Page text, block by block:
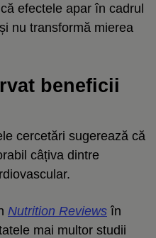
efectele apar în cadrul
nu transformă mierea
beneficii
cercetări sugerează că
câțiva dintre
Nutrition Reviews în
mai multor studii